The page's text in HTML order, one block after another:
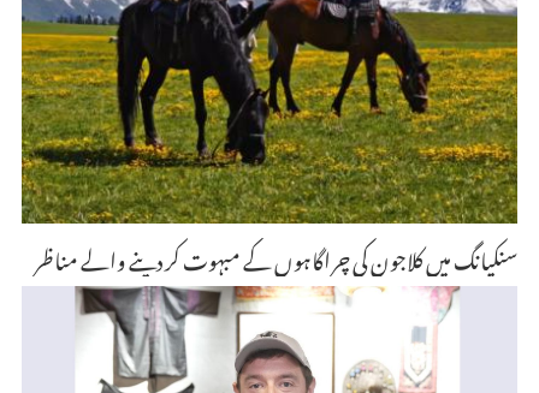
سنکیانگ میں کلاجون کی چراگاہوں کے مبہوت کر دینے والے مناظر